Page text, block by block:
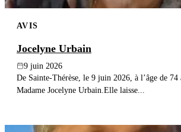
AVIS
Jocelyne Urbain
9 juin 2026
De Sainte-Thérèse, le 9 juin 2026, à l’âge de 74
Madame Jocelyne Urbain.Elle laisse...